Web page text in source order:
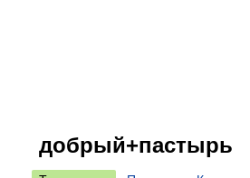
добрый+пастырь